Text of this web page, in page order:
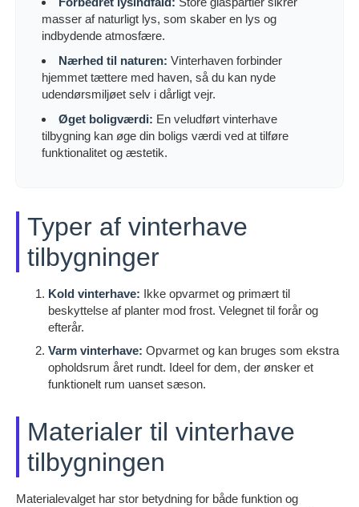
masser af naturligt lys, som skaber en lys og
indbydende atmosfære.
Nærhed til naturen: Vinterhaven forbinder
hjemmet tættere med haven, så du kan nyde
udendørsmiljøet selv i dårligt vejr.
Øget boligværdi: En veludført vinterhave
tilbygning kan øge din boligs værdi ved at tilføre
funktionalitet og æstetik.
Typer af vinterhave
tilbygninger
Kold vinterhave: Ikke opvarmet og primært til
beskyttelse af planter mod frost. Velegnet til forår og
efterår.
Varm vinterhave: Opvarmet og kan bruges som ekstra
opholdsrum året rundt. Ideel for dem, der ønsker et
funktionelt rum uanset sæson.
Materialer til vinterhave
tilbygningen
Materialevalget har stor betydning for både funktion og